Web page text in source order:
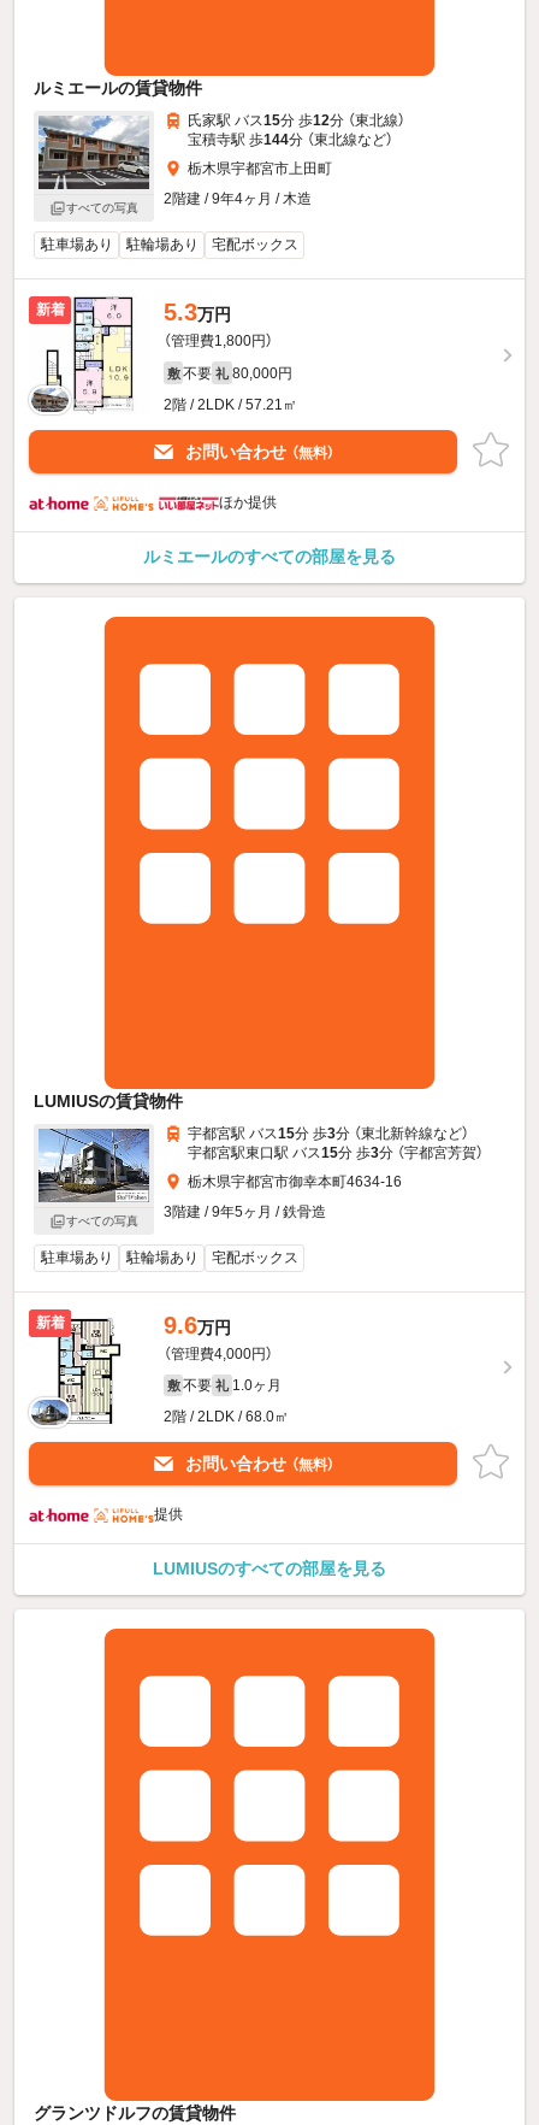
ルミエールの賃貸物件
すべての写真
氏家駅 バス15分 歩12分 （東北線）
宝積寺駅 歩144分 （東北線など）
栃木県宇都宮市上田町
2階建 / 9年4ヶ月 / 木造
駐車場あり 駐輪場あり 宅配ボックス
新着 5.3万円
（管理費1,800円）
敷 不要 礼 80,000円
2階 / 2LDK / 57.21㎡
お問い合わせ （無料）
ほか提供
ルミエールのすべての部屋を見る
LUMIUSの賃貸物件
すべての写真
宇都宮駅 バス15分 歩3分 （東北新幹線など）
宇都宮駅東口駅 バス15分 歩3分 （宇都宮芳賀）
栃木県宇都宮市御幸本町4634-16
3階建 / 9年5ヶ月 / 鉄骨造
駐車場あり 駐輪場あり 宅配ボックス
新着 9.6万円
（管理費4,000円）
敷 不要 礼 1.0ヶ月
2階 / 2LDK / 68.0㎡
お問い合わせ （無料）
提供
LUMIUSのすべての部屋を見る
グランツドルフの賃貸物件